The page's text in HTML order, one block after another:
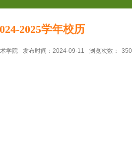
2025学年校历
学院 发布时间：2024-09-11 浏览次数：